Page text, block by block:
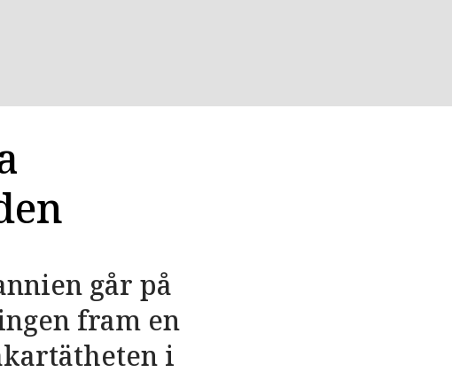
går på
fram en
i